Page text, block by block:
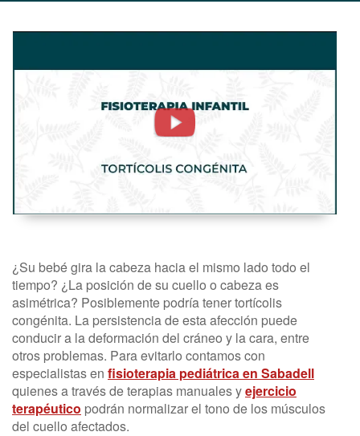
Tortícolis
Congénita.
Fisioterapia
FisioClinics
¿Su bebé gira la cabeza hacia el mismo lado todo el
tiempo? ¿La posición de su cuello o cabeza es
asimétrica? Posiblemente podría tener tortícolis
congénita. La persistencia de esta afección puede
conducir a la deformación del cráneo y la cara, entre
otros problemas. Para evitarlo contamos con
especialistas en fisioterapia pediátrica en Sabadell
quienes a través de terapias manuales yejercicio
terapéutico podrán normalizar el tono de los músculos
del cuello afectados.